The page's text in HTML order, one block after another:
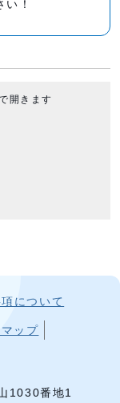
！
開きます
について
ップ
1030番地1